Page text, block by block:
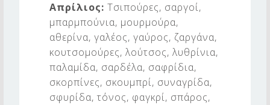
Απρίλιος: Τσιπούρες, σαργοί,
μπαρμπούνια, μουρμούρα,
αθερίνα, γαλέος, γαύρος, ζαργάνα,
κουτσομούρες, λούτσος, λυθρίνια,
παλαμίδα, σαρδέλα, σαφρίδια,
σκορπίνες, σκουμπρί, συναγρίδα,
σφυρίδα, τόνος, φαγκρί, σπάρος,